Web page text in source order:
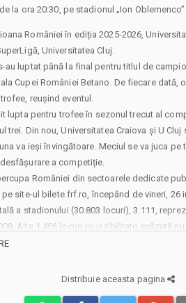
la ora 20:30, pe stadionul „Ion Oblemenco”
României în ediția 2025-2026,
Universitatea Cluj.
au luptat până la final pentru titlul de
Cupei României Betano. De fiecare dată,
reușind eventul.
lupta pentru trofee în sezonul trecut al
trei. Din nou, Universitatea Craiova și U Cluj
va ieși învingătoare. Meciul se va juca
a competiție.
României din sectoarele dedicate
site-ul bilete.frf.ro, începând de vineri, 26
a stadionului (30.803 locuri), 3.111,
Alte 1.406 locuri cu vizibilitate scăzută
și partenerilor le-au fost alocate 1.900 de
și alte 1.934 pentru suporterii lui U Cluj. Alte
Distribuie aceasta pagina